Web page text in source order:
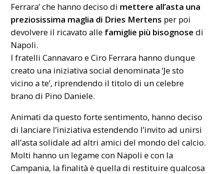
Ferrara’ che hanno deciso di mettere all’asta una
preziosissima maglia di Dries Mertens per poi
devolvere il ricavato alle famiglie più bisognose di
Napoli.
I fratelli Cannavaro e Ciro Ferrara hanno dunque
creato una iniziativa social denominata ‘Je sto
vicino a te’, riprendendo il titolo di un celebre
brano di Pino Daniele.
Animati da questo forte sentimento, hanno deciso
di lanciare l’iniziativa estendendo l’invito ad unirsi
all’asta solidale ad altri amici del mondo del calcio.
Molti hanno un legame con Napoli e con la
Campania, la finalità è quella di restituire qualcosa